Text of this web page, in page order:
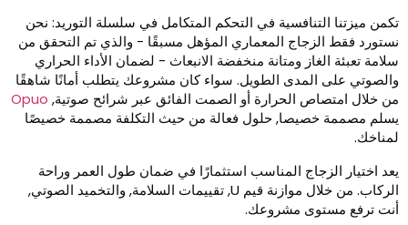
ميزتنا التنافسية في التحكم المتكامل في سلسلة التوريد: نحن
فقط الزجاج المعماري المؤهل مسبقًا - والذي تم التحقق من
تعبئة الغاز ومتانة منخفضة الانبعاث - لضمان الأداء الحراري
على المدى الطويل. سواء كان مشروعك يتطلب أمانًا شاهقًا
خلال امتصاص الحرارة أو الصمت الفائق عبر شرائح صوتية,Opuo
مصممة خصيصا, حلول فعالة من حيث التكلفة مصممة خصيصًا
اختيار الزجاج المناسب استثمارًا في ضمان طول العمر وراحة
الركاب. من خلال موازنة قيم U, تقييمات السلامة, والتخميد الصوتي,
ترفع مستوى مشروعك.